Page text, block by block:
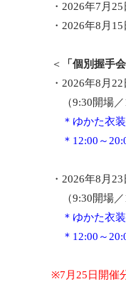
・ 2026年7月 25
・ 2026年8月 15
＜ 「個別握手
・ 2026年8月 22
（9:30開場／
＊ゆかた衣装
＊ 12:00 ～
・ 2026年8月 23
（9:30開場／
＊ゆかた衣装
＊ 12:00 ～
※7月 25 日開催